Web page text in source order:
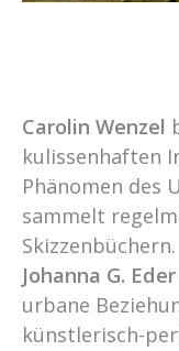
Carolin Wenzel
kulissenhaften
Phänomen des
sammelt
Skizzenbüchern.
Johanna G. Eder
urbane
künstlerisch-